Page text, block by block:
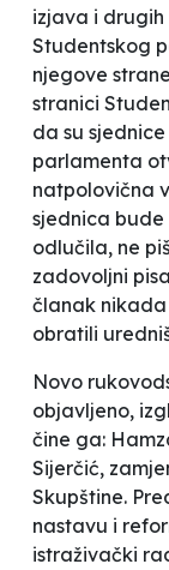
izjava i
Studentskog
njegove
stranici
da su
parlamenta
natpolovična
sjednica
odlučila, ne
zadovoljni
članak nikada
obratili
Novo
objavljeno,
čine ga:
Sijerčić,
Skupštine.
nastavu i
istraživački